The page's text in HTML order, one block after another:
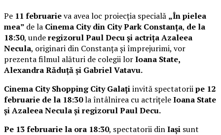
Pe 11 februarieva avea loc proiecția specială „În pielea
mea” de la Cinema City din City Park Constanța, de la
18:30, underegizorul Paul Decu și actrița Azaleea
Necula, originari din Constanța și împrejurimi, vor
prezenta filmul alături de colegii lorIoana State,
Alexandra Răduță și Gabriel Vatavu.
Cinema City Shopping City Galațiinvită spectatoriipe 12
februarie de la 18:30la întâlnirea cu actrițeleIoana State
și Azaleea Necula și regizorul Paul Decu.
Pe 13 februarie la ora 18:30, spectatorii dinIași sunt